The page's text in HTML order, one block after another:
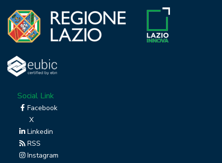
Social Link
Facebook
X
Linkedin
RSS
Instagram